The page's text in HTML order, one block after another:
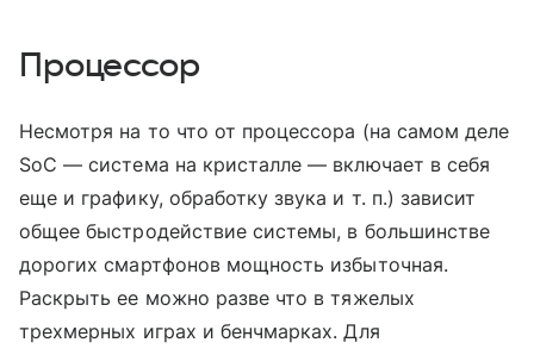
Процессор
Несмотря на то что от процессора (на самом деле
SoC — система на кристалле — включает в себя
еще и графику, обработку звука и т. п.) зависит
общее быстродействие системы, в большинстве
дорогих смартфонов мощность избыточная.
Раскрыть ее можно разве что в тяжелых
трехмерных играх и бенчмарках. Для